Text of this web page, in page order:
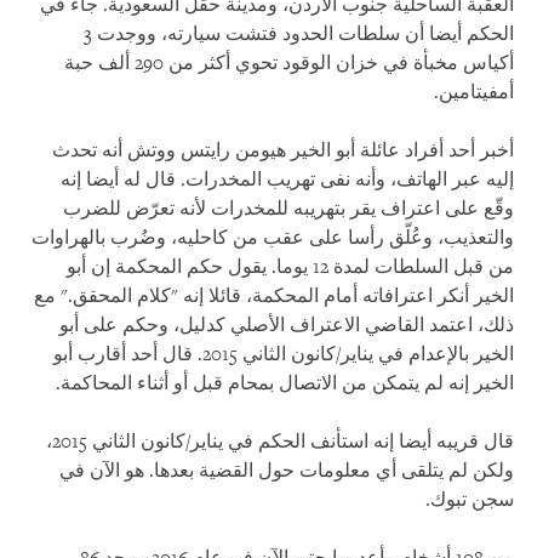
العقبة الساحلية جنوب الأردن، ومدينة حقل السعودية. جاء في
الحكم أيضا أن سلطات الحدود فتشت سيارته، ووجدت 3
أكياس مخبأة في خزان الوقود تحوي أكثر من 290 ألف حبة
أمفيتامين.
أخبر أحد أفراد عائلة أبو الخير هيومن رايتس ووتش أنه تحدث
إليه عبر الهاتف، وأنه نفى تهريب المخدرات. قال له أيضا إنه
وقّع على اعتراف يقر بتهريبه للمخدرات لأنه تعرّض للضرب
والتعذيب، وعُلّق رأسا على عقب من كاحليه، وضُرب بالهراوات
من قبل السلطات لمدة 12 يوما. يقول حكم المحكمة إن أبو
الخير أنكر اعترافاته أمام المحكمة، قائلا إنه "كلام المحقق." مع
ذلك، اعتمد القاضي الاعتراف الأصلي كدليل، وحكم على أبو
الخير بالإعدام في يناير/كانون الثاني 2015. قال أحد أقارب أبو
الخير إنه لم يتمكن من الاتصال بمحام قبل أو أثناء المحاكمة.
قال قريبه أيضا إنه استأنف الحكم في يناير/كانون الثاني 2015،
ولكن لم يتلقى أي معلومات حول القضية بعدها. هو الآن في
سجن تبوك.